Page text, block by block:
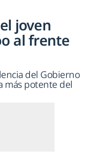
joven
al frente
del Gobierno
más potente del